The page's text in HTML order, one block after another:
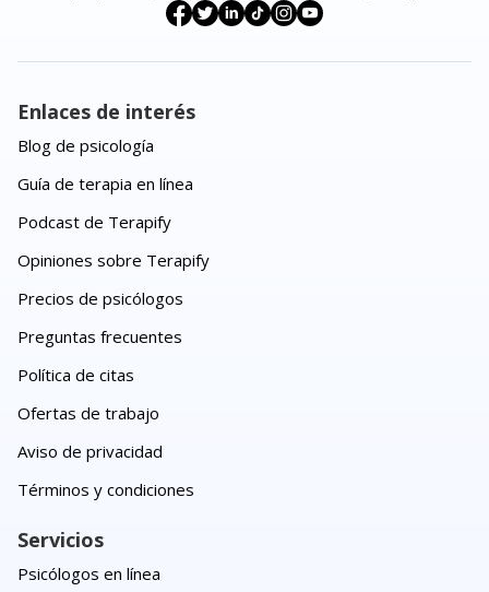
Enlaces de interés
Blog de psicología
Guía de terapia en línea
Podcast de Terapify
Opiniones sobre Terapify
Precios de psicólogos
Preguntas frecuentes
Política de citas
Ofertas de trabajo
Aviso de privacidad
Términos y condiciones
Servicios
Psicólogos en línea